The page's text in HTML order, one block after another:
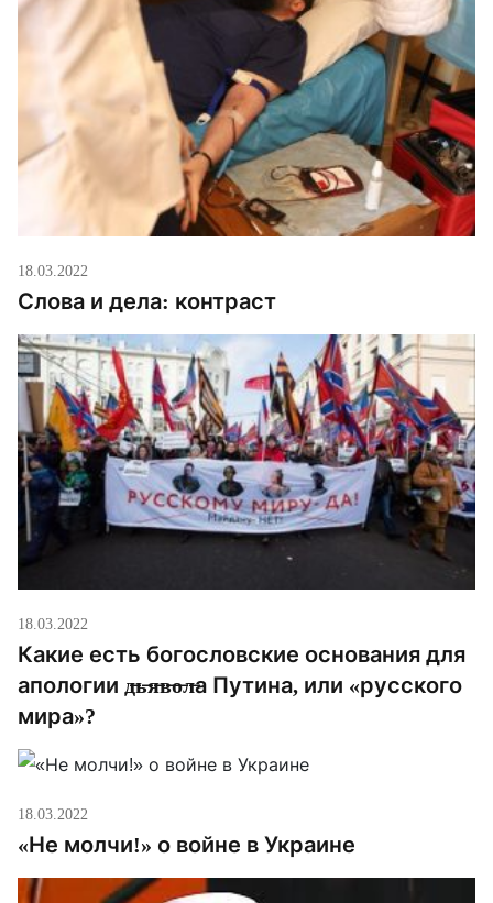
18.03.2022
Слова и дела: контраст
18.03.2022
Какие есть богословские основания для
апологии д̶ь̶я̶в̶о̶л̶а Путина, или «русского
мира»?
18.03.2022
«Не молчи!» о войне в Украине